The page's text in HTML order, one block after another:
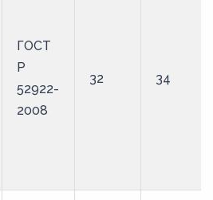
ГОСТ
Р
52922-
2008
32 34